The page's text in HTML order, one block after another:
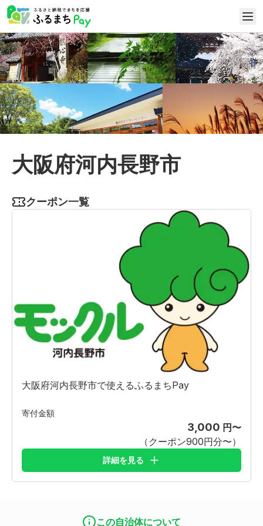
大阪府河内長野市
クーポン一覧
大阪府河内長野市で使えるふるまちPay
寄付金額
3,000 円〜
（クーポン900円分〜）
詳細を見る
この自治体について